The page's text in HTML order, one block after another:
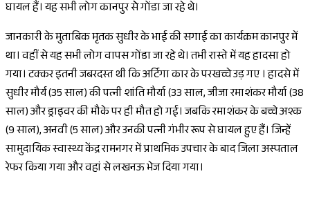
घायल हैं। यह सभी लोग कानपुर सेे गोंडा जा रहे थे।
जानकारी के मुताबिक मृतक सुधीर के भाई की सगाई का कार्यक्रम कानपुर में
था। वहीं से यह सभी लोग वापस गोंडा जा रहे थे। तभी रास्ते में यह हादसा हो
गया। टक्कर इतनी जबरदस्त थी कि अर्टिगा कार के परखच्चे उड़ गए । हादसे में
सुधीर मौर्य (35 साल) की पत्नी शांति मौर्या (33 साल, जीजा रमाशंकर मौर्या (38
साल) और ड्राइवर की मौके पर ही मौत हो गई। जबकि रमाशंकर के बच्चे अश्क
(9 साल), अनवी (5 साल) और उनकी पत्नी गंभीर रूप से घायल हुए हैं। जिन्हें
सामुदायिक स्वास्थ्य केंद्र रामनगर में प्राथमिक उपचार के बाद जिला अस्पताल
रेफर किया गया और वहां से लखनऊ भेज दिया गया।